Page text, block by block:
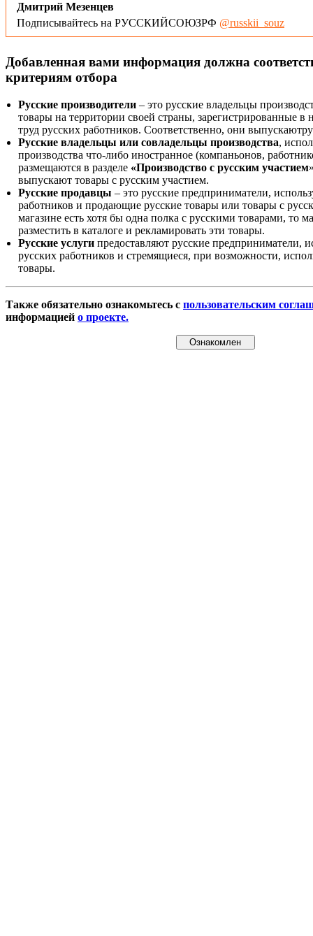
Дмитрий Мезенцев
Подписывайтесь на РУССКИЙСОЮЗРФ @russkii_souz
Добавленная вами информация должна
критериям отбора
Русские производители – это русские владельцы
товары на территории своей страны, зарегистрированные
труд русских работников. Соответственно, они
Русские владельцы или совладельцы производства,
производства что-либо иностранное (компаньонов,
размещаются в разделе «Производство с русским участием
выпускают товары с русским участием.
Русские продавцы – это русские предприниматели,
работников и продающие русские товары или товары с
магазине есть хотя бы одна полка с русскими товарами, то
разместить в каталоге и рекламировать эти товары.
Русские услуги предоставляют русские предприниматели,
русских работников и стремящиеся, при возможности,
товары.
Также обязательно ознакомьтесь с пользовательским
информацией о проекте.
Ознакомлен